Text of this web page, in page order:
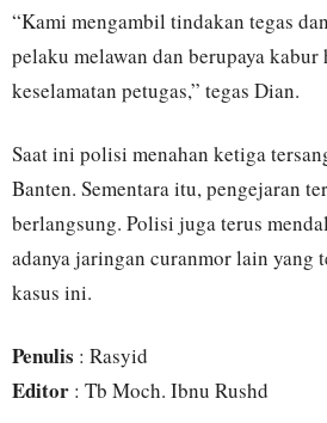
“Kami mengambil tindakan tegas
pelaku melawan dan berupaya kabur
keselamatan petugas,” tegas Dian.
Saat ini polisi menahan ketiga
Banten. Sementara itu, pengejaran
berlangsung. Polisi juga terus
adanya jaringan curanmor lain yang
kasus ini.
Penulis : Rasyid
Editor : Tb Moch. Ibnu Rushd